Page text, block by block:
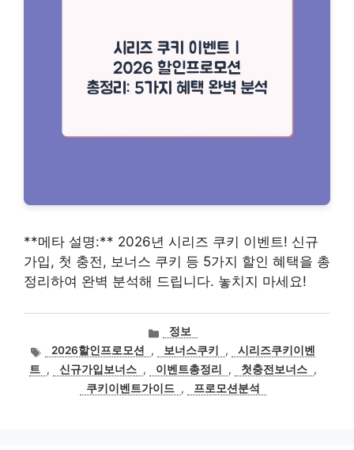
**메타 설명:** 2026년 시리즈 쿠키 이벤트! 신규
가입, 첫 충전, 보너스 쿠키 등 5가지 할인 혜택을 총
정리하여 완벽 분석해 드립니다. 놓치지 마세요!
카
테
고
리
정보
태2026할인프로모션 , 보너스쿠키 ,
시리즈쿠키이벤
트 , 신규가입보너스 , 이벤트총정리 , 첫충전보너스 ,
쿠키이벤트가이드 , 프로모션분석